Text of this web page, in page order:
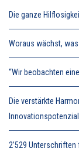
Die ganze
Woraus wächst,
“Wir beobachten
Die verstärkte
Innovationspotenzial
2’529 Unterschriften